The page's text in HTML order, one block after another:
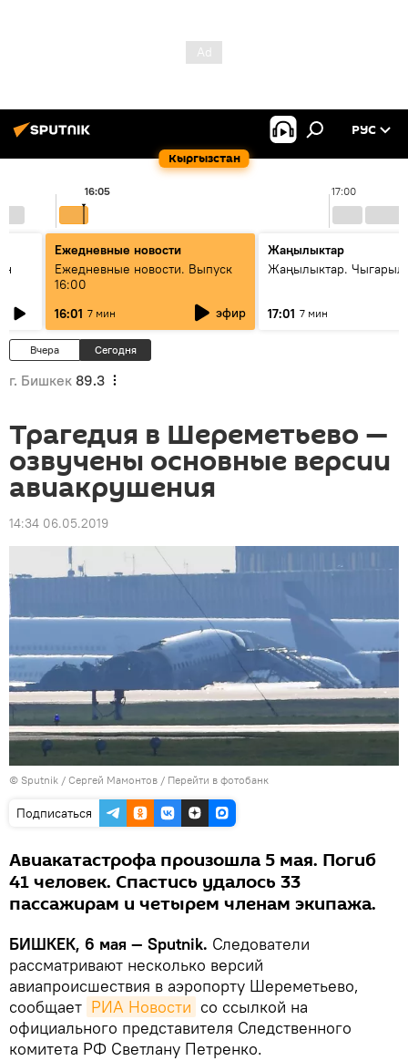
Кыргызстан
РУС
17:00
16:05
Ежедневные новости
Ежедневные новости. Выпуск
16:00
16:01 7 мин эфир
Жаңылыктар
Жаңылыктар.
17:01 7 мин
Вчера Сегодня
г. Бишкек 89.3
Трагедия в Шереметьево —
озвучены основные версии
авиакрушения
14:34 06.05.2019
© Sputnik / Сергей Мамонтов / Перейти в фотобанк
Подписаться
Авиакатастрофа произошла 5 мая. Погиб
41 человек. Спастись удалось 33
пассажирам и четырем членам экипажа.
БИШКЕК, 6 мая — Sputnik. Следователи
рассматривают несколько версий
авиапроисшествия в аэропорту Шереметьево,
сообщает РИА Новости со ссылкой на
официального представителя Следственного
комитета РФ Светлану Петренко.